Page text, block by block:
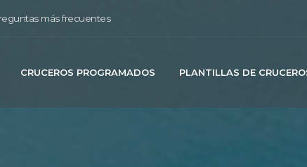
más frecuentes
CRUCEROS PROGRAMADOS PLANTILLAS DE